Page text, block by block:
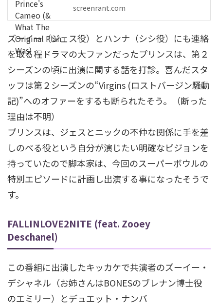
screenrant.com
ズーイー（ジェス役）とハンナ（シシ役）にも連絡
を取る程ドラマの大ファンだったプリンスは、第２
シーズンの頃に出演に関する話を打診。喜んだスタ
ッフは第２シーズンの“Virgins (ロストバージン騒動
記)”へのオファーをするも断られたそう。（断った
理由は不明）
プリンスは、ジェスとニックの不仲な関係に手を差
しのべる役という自分が演じたい明確なビジョンを
持っていたので脚本家は、今回のスーパーボウルの
特別エピソードに計画し出演する事になったそうで
す。
FALLINLOVE2NITE (feat. Zooey
Deschanel)
この番組に出演したキッカケで共演者のズーイー・
デシャネル（お姉さんはBONESのブレナン博士役
のエミリー）とデュエット・ナンバ